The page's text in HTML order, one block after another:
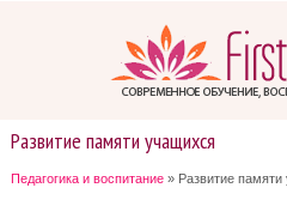
Развитие памяти учащихся
Педагогика и воспитание » Развитие